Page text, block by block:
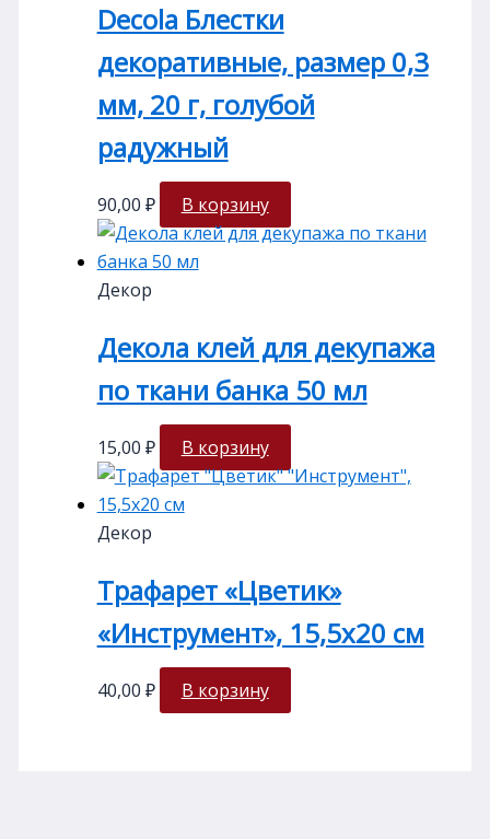
Decola Блестки
декоративные, размер 0,3
мм, 20 г, голубой
радужный
90,00 ₽ В корзину
Декор
Декола клей для декупажа
по ткани банка 50 мл
15,00 ₽ В корзину
Декор
Трафарет «Цветик»
«Инструмент», 15,5х20 см
40,00 ₽ В корзину